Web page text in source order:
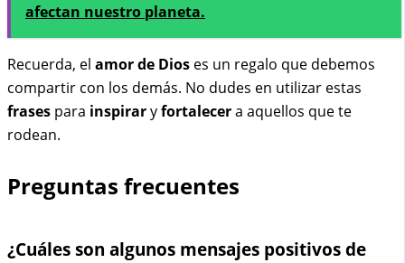
afectan nuestro planeta.
Recuerda, el amor de Dios es un regalo que debemos
compartir con los demás. No dudes en utilizar estas
frases para inspiraryfortalecera aquellos que te
rodean.
Preguntas frecuentes
¿Cuáles son algunos mensajes positivos de